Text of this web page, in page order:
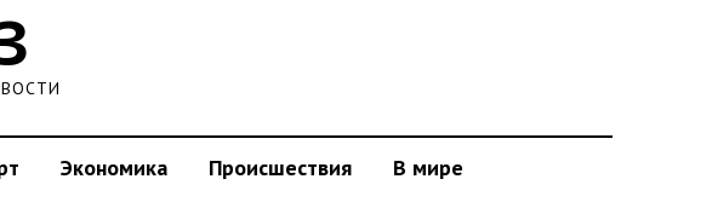
Экономика Происшествия В мире